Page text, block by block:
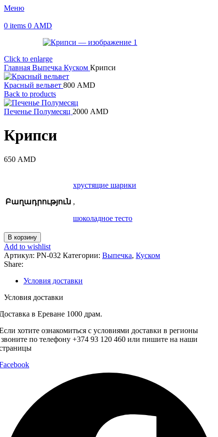
Меню
0 items 0 AMD
Click to enlarge
Главная Выпечка Куском Крипси
Красный вельвет 800 AMD
Back to products
Печенье Полумесяц 2000 AMD
Крипси
650 AMD
Բաղադրություն
хрустящие шарики
,
шоколадное тесто
Количество
товара
Крипси
В корзину
Add to wishlist
Артикул: PN-032 Категории: Выпечка, Куском
Share:
Условия доставки
Условия доставки
в Ереване 1000 драм.
хотите ознакомиться с условиями доставки в регионы
по телефону +374 93 120 460 или пишите на наши